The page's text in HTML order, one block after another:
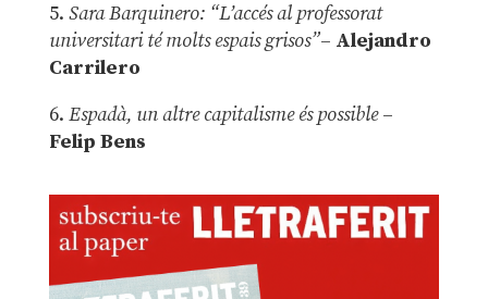
5. Sara Barquinero: “L’accés al professorat
universitari té molts espais grisos”– Alejandro
Carrilero
6. Espadà, un altre capitalisme és possible –
Felip Bens